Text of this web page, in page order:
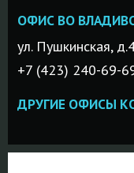
ОФИС ВО
ул. Пушкинская,
+7 (423) 240-69-
ДРУГИЕ ОФИСЫ